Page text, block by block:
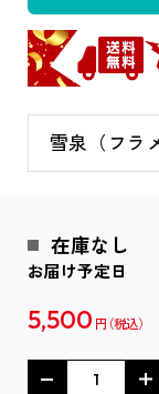
雪泉（フラ
在庫なし
お届け予定日
5,500 円